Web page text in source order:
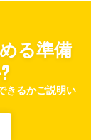
る準備
きるかご説明い